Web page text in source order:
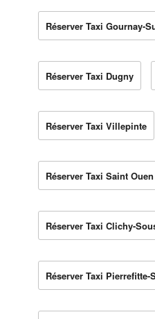
Réserver Taxi Gournay-
Réserver Taxi Dugny
Réserver Taxi Villepinte
Réserver Taxi Saint Ouen
Réserver Taxi Clichy-
Réserver Taxi Pierrefitte-